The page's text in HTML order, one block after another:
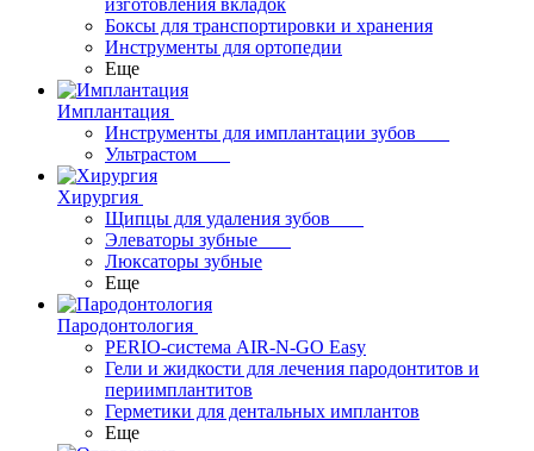
изготовления вкладок
Боксы для транспортировки и хранения
Инструменты для ортопедии
Еще
Имплантация
Инструменты для имплантации зубов
Ультрастом
Хирургия
Щипцы для удаления зубов
Элеваторы зубные
Люксаторы зубные
Еще
Пародонтология
PERIO-система AIR-N-GO Easy
Гели и жидкости для лечения пародонтитов и
периимплантитов
Герметики для дентальных имплантов
Еще